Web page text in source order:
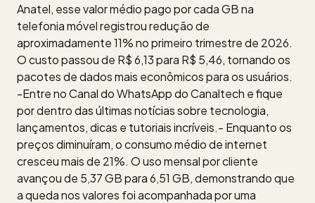
Anatel, esse valor médio pago por cada GB na
telefonia móvel registrou redução de
aproximadamente 11% no primeiro trimestre de 2026.
O custo passou de R$ 6,13 para R$ 5,46, tornando os
pacotes de dados mais econômicos para os usuários.
-Entre no Canal do WhatsApp do Canaltech e fique
por dentro das últimas notícias sobre tecnologia,
lançamentos, dicas e tutoriais incríveis.- Enquanto os
preços diminuíram, o consumo médio de internet
cresceu mais de 21%. O uso mensal por cliente
avançou de 5,37 GB para 6,51 GB, demonstrando que
a queda nos valores foi acompanhada por uma